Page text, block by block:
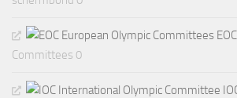
EOC
Committees 0